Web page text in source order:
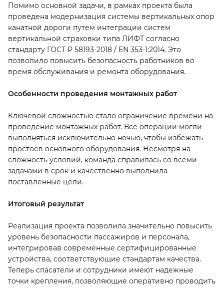
Помимо основной задачи, в рамках проекта была
проведена модернизация системы вертикальных опор
канатной дороги путем интеграции систем
вертикальной страховки типа ЛИФТ согласно
стандарту ГОСТ Р 58193-2018 / EN 353-1:2014. Это
позволило повысить безопасность работников во
время обслуживания и ремонта оборудования.
Особенности проведения монтажных работ
Ключевой сложностью стало ограничение времени на
проведение монтажных работ. Все операции могли
выполняться исключительно ночью, чтобы избежать
простоев основного оборудования. Несмотря на
сложность условий, команда справилась со всеми
задачами в срок и качественно выполнила
поставленные цели.
Итоговый результат
Реализация проекта позволила значительно повысить
уровень безопасности пассажиров и персонала,
интегрировав современные сертифицированные
устройства, соответствующие стандартам качества.
Теперь спасатели и сотрудники имеют надежные
точки крепления, позволяющие оперативно проводить